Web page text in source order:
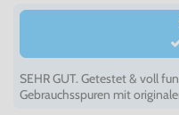
SEHR GUT. Getestet & voll
Gebrauchsspuren mit